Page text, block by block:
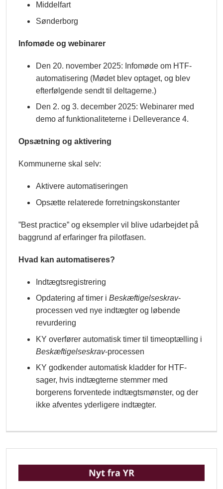
Middelfart
Sønderborg
Infomøde og webinarer
Den 20. november 2025: Infomøde om HTF-
automatisering (Mødet blev optaget, og blev
efterfølgende sendt til deltagerne.)
Den 2. og 3. december 2025: Webinarer med
demo af funktionaliteterne i Delleverance 4.
Opsætning og aktivering
Kommunerne skal selv:
Aktivere automatiseringen
Opsætte relaterede forretningskonstanter
”Best practice” og eksempler vil blive udarbejdet på
baggrund af erfaringer fra pilotfasen.
Hvad kan automatiseres?
Indtægtsregistrering
Opdatering af timer i Beskæftigelseskrav-
processen ved nye indtægter og løbende
revurdering
KY overfører automatisk timer til timeoptælling i
Beskæftigelseskrav-processen
KY godkender automatisk kladder for HTF-
sager, hvis indtægterne stemmer med
borgerens forventede indtægtsmønster, og der
ikke afventes yderligere indtægter.